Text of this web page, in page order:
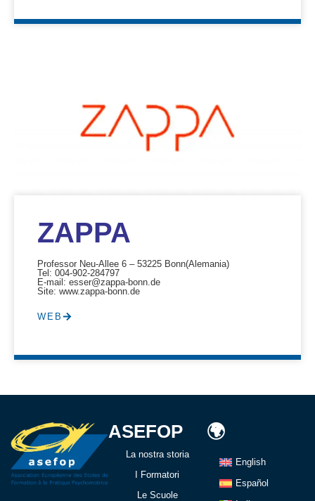
ZAPPA
Professor Neu-Allee 6 – 53225 Bonn(Alemania)
Tel: 004-902-284797
E-mail: esser@zappa-bonn.de
Site: www.zappa-bonn.de
WEB
ASEFOP
La nostra storia
I Formatori
Le Scuole
🌍
English
Español